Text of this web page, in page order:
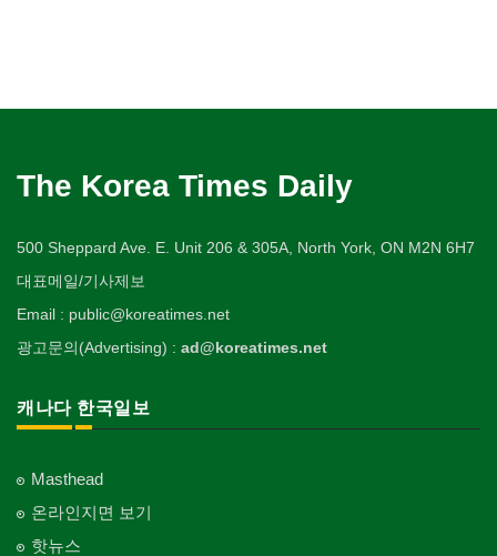
The Korea Times Daily
500 Sheppard Ave. E. Unit 206 & 305A, North York, ON M2N 6H7
대표메일/기사제보
Email : public@koreatimes.net
광고문의(Advertising) : ad@koreatimes.net
캐나다 한국일보
Masthead
온라인지면 보기
핫뉴스